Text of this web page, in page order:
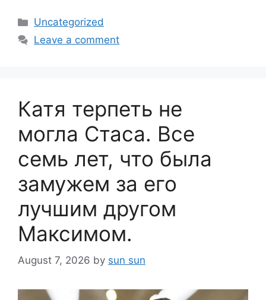
Categories
Uncategorized
Leave a comment
Катя терпеть не
могла Стаса. Все
семь лет, что была
замужем за его
лучшим другом
Максимом.
August 7, 2026 by sun sun